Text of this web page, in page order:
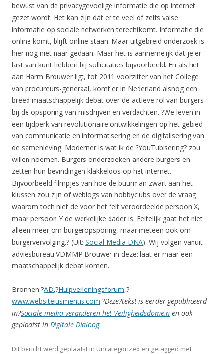
bewust van de privacygevoelige informatie die op internet
gezet wordt. Het kan zijn dat er te veel of zelfs valse
informatie op sociale netwerken terechtkomt. Informatie die
online komt, blijft online staan. Maar uitgebreid onderzoek is
hier nog niet naar gedaan. Maar het is aannemelijk dat je er
last van kunt hebben bij sollicitaties bijvoorbeeld. En als het
aan Harm Brouwer ligt, tot 2011 voorzitter van het College
van procureurs-generaal, komt er in Nederland alsnog een
breed maatschappelijk debat over de actieve rol van burgers
bij de opsporing van misdrijven en verdachten. ?We leven in
een tijdperk van revolutionaire ontwikkelingen op het gebied
van communicatie en informatisering en de digitalisering van
de samenleving. Moderner is wat ik de ?YouTubisering? zou
willen noemen. Burgers onderzoeken andere burgers en
zetten hun bevindingen klakkeloos op het internet.
Bijvoorbeeld filmpjes van hoe de buurman zwart aan het
klussen zou zijn of weblogs van hobbyclubs over de vraag
waarom toch niet de voor het feit veroordeelde persoon X,
maar persoon Y de werkelijke dader is. Feitelijk gaat het niet
alleen meer om burgeropsporing, maar meteen ook om
burgervervolging.? (Uit: Social Media DNA). Wij volgen vanuit
adviesbureau VDMMP Brouwer in deze: laat er maar een
maatschappelijk debat komen.
Bronnen:?AD,?Hulpverleningsforum,?
www.websiteiusmentis.com.?Deze?tekst is eerder gepubliceerd
in?Sociale media veranderen het Veiligheidsdomein en ook
geplaatst in Digitale Dialoog.
Dit bericht werd geplaatst in Uncategorized en getagged met